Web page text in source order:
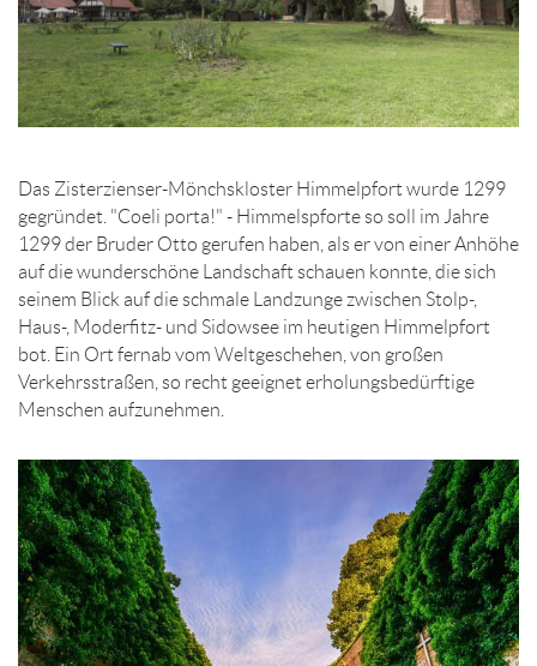
Das Zisterzienser-Mönchskloster Himmelpfort wurde 1299
gegründet. "Coeli porta!" - Himmelspforte so soll im Jahre
1299 der Bruder Otto gerufen haben, als er von einer Anhöhe
auf die wunderschöne Landschaft schauen konnte, die sich
seinem Blick auf die schmale Landzunge zwischen Stolp-,
Haus-, Moderfitz- und Sidowsee im heutigen Himmelpfort
bot. Ein Ort fernab vom Weltgeschehen, von großen
Verkehrsstraßen, so recht geeignet erholungsbedürftige
Menschen aufzunehmen.